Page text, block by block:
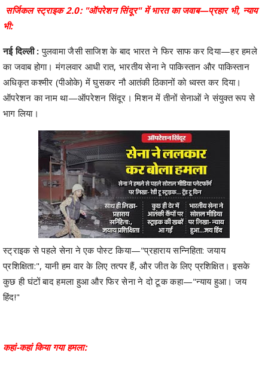
सर्जिकल स्ट्राइक 2.0: "ऑपरेशन सिंदूर" में भारत का जवाब—प्रहार भी, न्याय
भी:
नई दिल्ली :पुलवामा जैसी साजिश के बाद भारत ने फिर साफ कर दिया—हर हमले
का जवाब होगा। मंगलवार आधी रात, भारतीय सेना ने पाकिस्तान और पाकिस्तान
अधिकृत कश्मीर (पीओके) में घुसकर नौ आतंकी ठिकानों को ध्वस्त कर दिया।
ऑपरेशन का नाम था—ऑपरेशन सिंदूर। मिशन में तीनों सेनाओं ने संयुक्त रूप से
भाग लिया।
स्ट्राइक से पहले सेना ने एक पोस्ट किया—"प्रहाराय सन्निहिता: जयाय
प्रशिक्षिता:", यानी हम वार के लिए तत्पर हैं, और जीत के लिए प्रशिक्षित। इसके
कुछ ही घंटों बाद हमला हुआ और फिर सेना ने दो टूक कहा—"न्याय हुआ। जय
हिंद!"
कहां-कहां किया गया हमला: